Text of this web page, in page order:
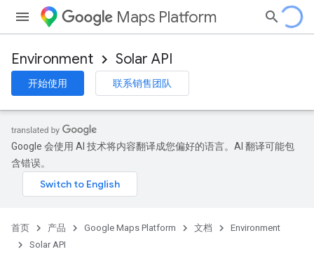
Maps Platform
Environment Solar API
开始使用 联系销售团队
Google 会使用 AI 技术将内容翻译成您偏好的语言。AI 翻译可能包
含错误。
首页 产品 Google Maps Platform 文档
Environment
Solar API